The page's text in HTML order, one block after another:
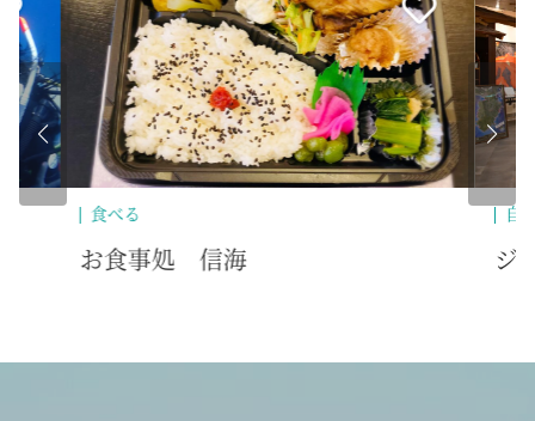
自然・景勝地
ジオテラス伊東
買
(緑